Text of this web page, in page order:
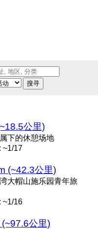
搜寻
公里)
下的休憩场地
~1/17
(~42.3公里)
大帽山施乐园青年旅
~1/16
公里)